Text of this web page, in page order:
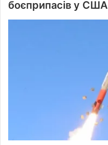
боєприпасів у США